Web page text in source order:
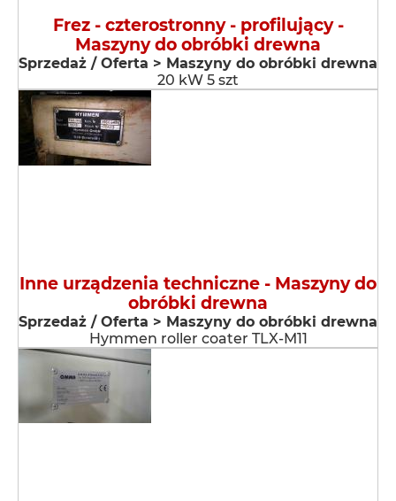
Frez - czterostronny - profilujący -
Maszyny do obróbki drewna
Sprzedaż / Oferta > Maszyny do obróbki drewna
20 kW 5 szt
Inne urządzenia techniczne - Maszyny do
obróbki drewna
Sprzedaż / Oferta > Maszyny do obróbki drewna
Hymmen roller coater TLX-M11